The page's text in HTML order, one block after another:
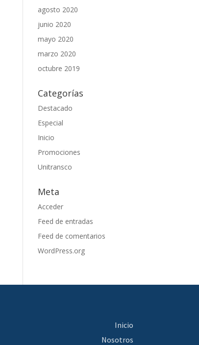
agosto 2020
junio 2020
mayo 2020
marzo 2020
octubre 2019
Categorías
Destacado
Especial
Inicio
Promociones
Unitransco
Meta
Acceder
Feed de entradas
Feed de comentarios
WordPress.org
Inicio
Nosotros